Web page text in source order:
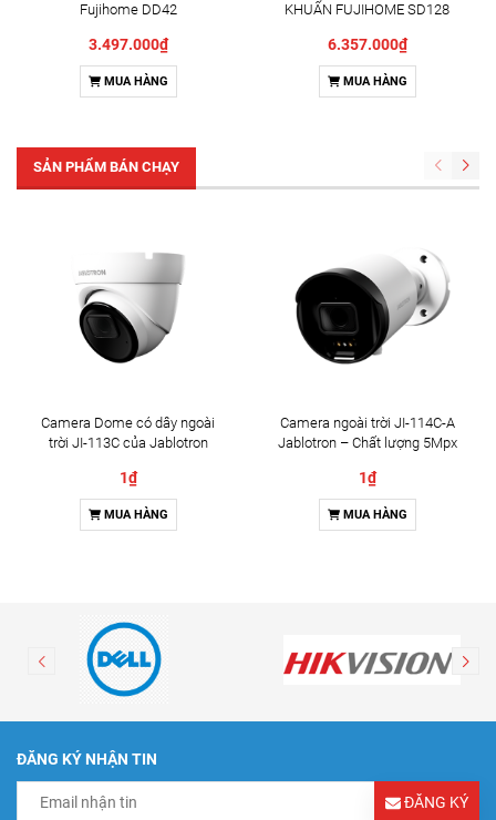
Fujihome DD42
3.497.000₫
MUA HÀNG
KHUẨN FUJIHOME SD128
6.357.000₫
MUA HÀNG
SẢN PHẨM BÁN CHẠY
Camera Dome có dây ngoài
trời JI-113C của Jablotron
1₫
MUA HÀNG
Camera ngoài trời JI-114C-A
Jablotron – Chất lượng 5Mpx
1₫
MUA HÀNG
ĐĂNG KÝ NHẬN TIN
ĐĂNG KÝ